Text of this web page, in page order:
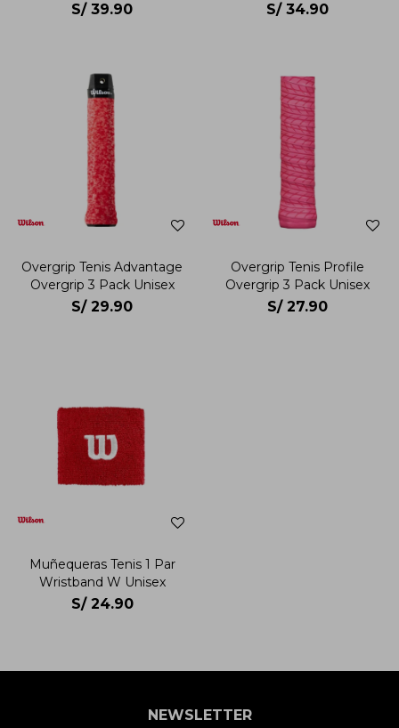
Unisex
S/ 39.90 S/ 34.90
Overgrip Tenis Advantage
Overgrip 3 Pack Unisex
S/ 29.90
Overgrip Tenis Profile
Overgrip 3 Pack Unisex
S/ 27.90
Muñequeras Tenis 1 Par
Wristband W Unisex
S/ 24.90
NEWSLETTER